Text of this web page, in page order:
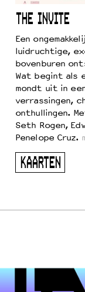
THE INVITE
Een
luidruchtige,
bovenburen
Wat begint als
mondt uit in
verrassingen,
onthullingen.
Seth Rogen,
Penelope Cruz.
KAARTEN